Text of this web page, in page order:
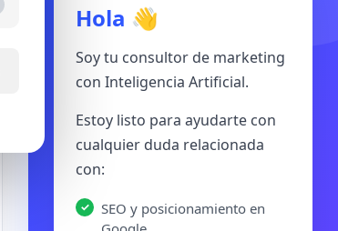
Hola 👋
Soy tu consultor de marketing
con Inteligencia Artificial.
Estoy listo para ayudarte con
cualquier duda relacionada
con:
SEO y posicionamiento en